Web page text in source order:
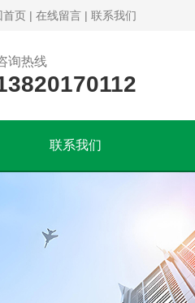
首页 | 在线留言 | 联系我们
询热线
联系我们